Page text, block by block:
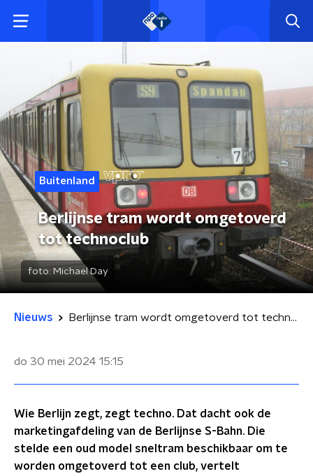
Buitenland
Berlijnse tram wordt omgetoverd
tot technoclub
foto: Michael Day
Nieuws Berlijnse tram wordt omgetoverd tot technoclub
do 30 mei 2024 15:15
Wie Berlijn zegt, zegt techno. Dat dacht ook de
marketingafdeling van de Berlijnse S-Bahn. Die
stelde een oud model sneltram beschikbaar om te
worden omgetoverd tot een club, vertelt